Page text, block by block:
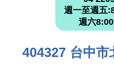
週一至週五
週六
404327 台中市